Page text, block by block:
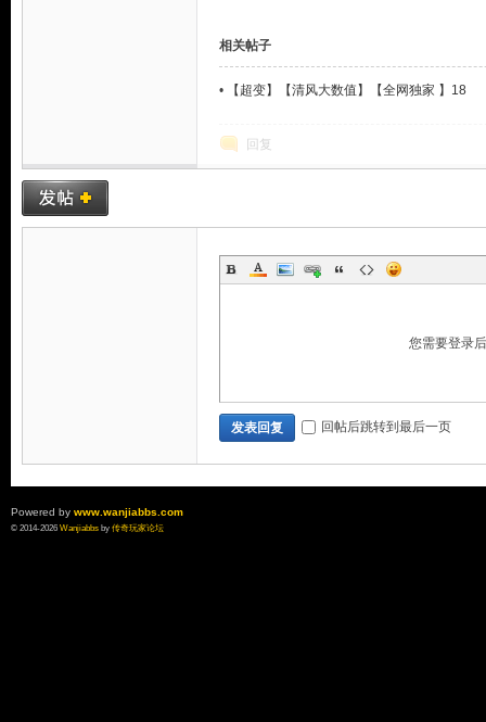
相关帖子
• 【超变】【清风大数值】【全网独家 】18
回复
您需要登录
发表回复 回帖后跳转到最后一页
Powered by www.wanjiabbs.com
© 2014-2026 Wanjiabbsby 传奇玩家论坛